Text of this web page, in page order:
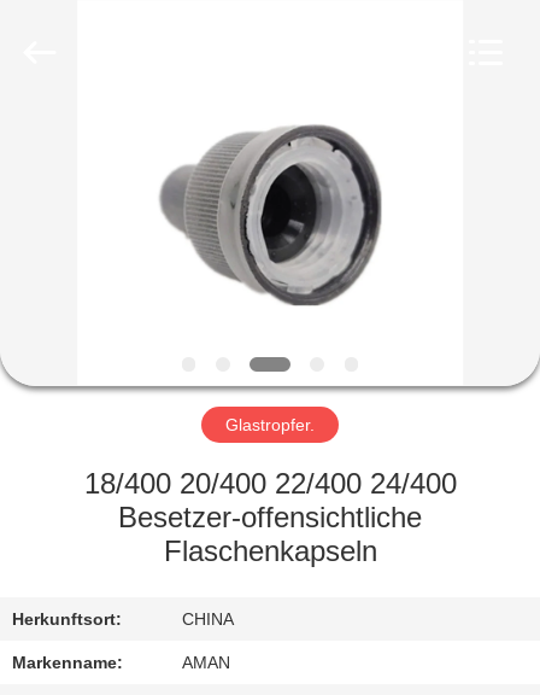
PRODUKTE
VR-
SHOW
ÜBER
QUALITÄTSKONTROLLE
Glastropfer.
18/400 20/400 22/400 24/400
Besetzer-offensichtliche
Flaschenkapseln
Herkunftsort: CHINA
Markenname: AMAN